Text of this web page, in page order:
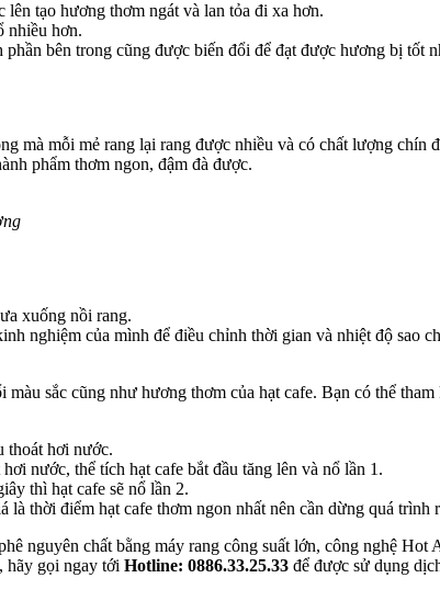
tạo hương thơm ngát và lan tỏa đi xa hơn.
nhiều hơn.
bên trong cũng được biến đổi để đạt được hương bị tốt
mà mỗi mẻ rang lại rang được nhiều và có chất lượng chín
phẩm thơm ngon, đậm đà được.
xuống nồi rang.
nghiệm của mình để điều chỉnh thời gian và nhiệt độ sao
sắc cũng như hương thơm của hạt cafe. Bạn có thể
thoát hơi nước.
nước, thể tích hạt cafe bắt đầu tăng lên và nổ lần 1.
thì hạt cafe sẽ nổ lần 2.
thời điểm hạt cafe thơm ngon nhất nên cần dừng quá
nguyên chất bằng máy rang công suất lớn, công nghệ
hãy gọi ngay tới Hotline: 0886.33.25.33 để được sử dụng